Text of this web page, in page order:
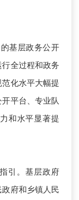
基层政务公开
全过程和政务
化水平大幅提
平台、专业队
和水平显著提
引。基层政府
政府和乡镇人民